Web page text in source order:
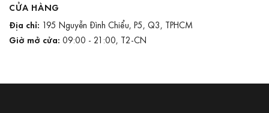
CỬA HÀNG
Địa chỉ: 195 Nguyễn Đình Chiểu, P5, Q3, TPHCM
Giờ mở cửa: 09:00 - 21:00, T2-CN